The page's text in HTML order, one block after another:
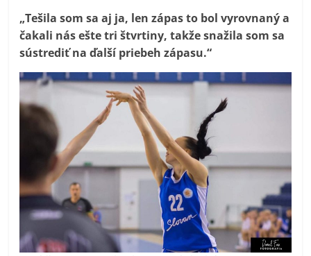
„Tešila som sa aj ja, len zápas to bol vyrovnaný a
čakali nás ešte tri štvrtiny, takže snažila som sa
sústrediť na ďalší priebeh zápasu.“